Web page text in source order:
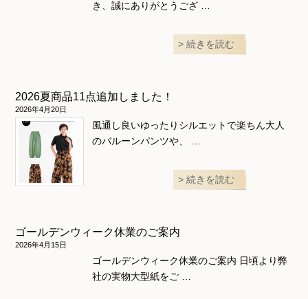
き、誠にありがとうござ …
続きを読む
2026夏商品11点追加しました！
2026年4月20日
風通し良いゆったりシルエットで楽ちん大人
のバルーンパンツや、 …
続きを読む
ゴールデンウィーク休業のご案内
2026年4月15日
ゴールデンウィーク休業のご案内 日頃より弊
社の実物大型紙をご …